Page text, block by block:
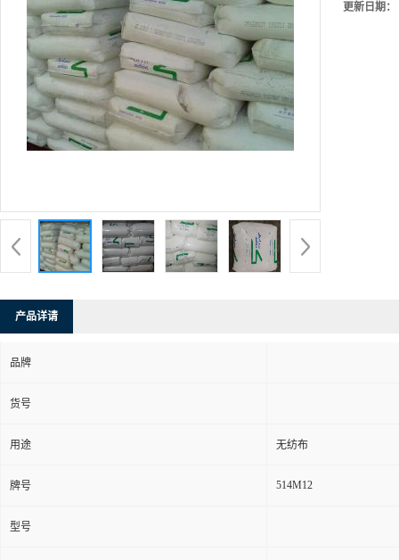
更新日期：
产品详请
品牌
货号
用途 无纺布
牌号 514M12
型号